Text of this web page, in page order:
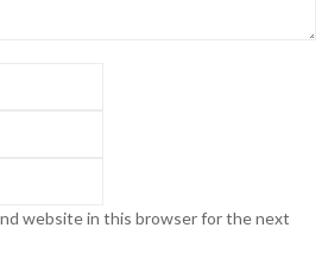
website in this browser for the next